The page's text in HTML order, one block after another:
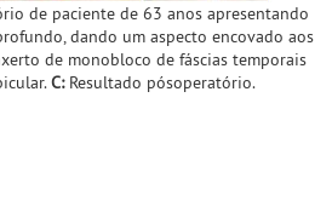
de paciente de 63 anos apresentando
dando um aspecto encovado aos
de monobloco de fáscias temporais
C:Resultado pósoperatório.